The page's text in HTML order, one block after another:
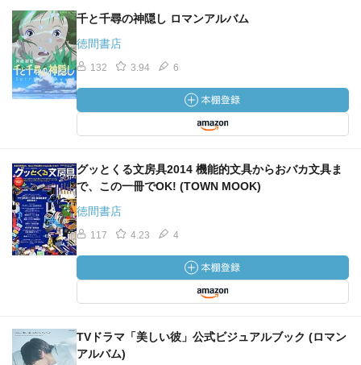
千と千尋の神隠し ロマンアルバム
徳間書店
132 3.94 6
グッとくる文房具2014 機能的文具からおバカ文具ま
で、この一冊でOK! (TOWN MOOK)
徳間書店
117 4.23 4
TVドラマ「美しい彼」公式ビジュアルブック (ロマン
アルバム)